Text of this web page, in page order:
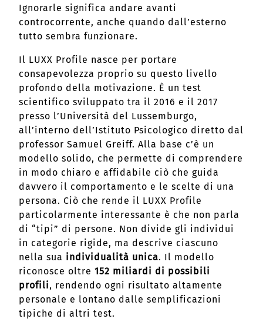
Ignorarle significa andare avanti
controcorrente, anche quando dall’esterno
tutto sembra funzionare.
Il LUXX Profile nasce per portare
consapevolezza proprio su questo livello
profondo della motivazione. È un test
scientifico sviluppato tra il 2016 e il 2017
presso l’Università del Lussemburgo,
all’interno dell’Istituto Psicologico diretto dal
professor Samuel Greiff. Alla base c’è un
modello solido, che permette di comprendere
in modo chiaro e affidabile ciò che guida
davvero il comportamento e le scelte di una
persona. Ciò che rende il LUXX Profile
particolarmente interessante è che non parla
di “tipi” di persone. Non divide gli individui
in categorie rigide, ma descrive ciascuno
nella sua individualità unica. Il modello
riconosce oltre 152 miliardi di possibili
profili, rendendo ogni risultato altamente
personale e lontano dalle semplificazioni
tipiche di altri test.